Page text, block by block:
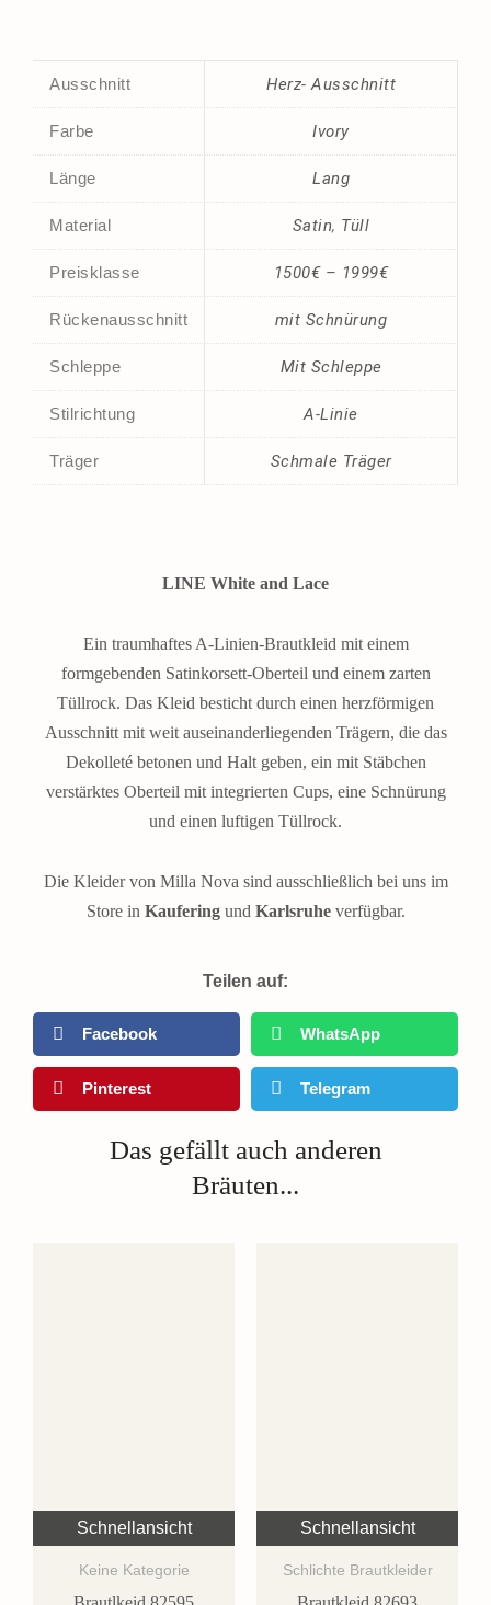
Ausschnitt Herz- Ausschnitt
Farbe Ivory
Länge Lang
Material Satin, Tüll
Preisklasse 1500€ – 1999€
Rückenausschnitt mit Schnürung
Schleppe Mit Schleppe
Stilrichtung A-Linie
Träger Schmale Träger
LINE White and Lace
Ein traumhaftes A-Linien-Brautkleid mit einem
formgebenden Satinkorsett-Oberteil und einem zarten
Tüllrock. Das Kleid besticht durch einen herzförmigen
Ausschnitt mit weit auseinanderliegenden Trägern, die das
Dekolleté betonen und Halt geben, ein mit Stäbchen
verstärktes Oberteil mit integrierten Cups, eine Schnürung
und einen luftigen Tüllrock.
Die Kleider von Milla Nova sind ausschließlich bei uns im
Store in Kauferingund Karlsruheverfügbar.
Teilen auf:
Facebook WhatsApp
Pinterest Telegram
Das gefällt auch anderen
Bräuten...
Schnellansicht
Keine Kategorie
Schnellansicht
Schlichte Brautkleider